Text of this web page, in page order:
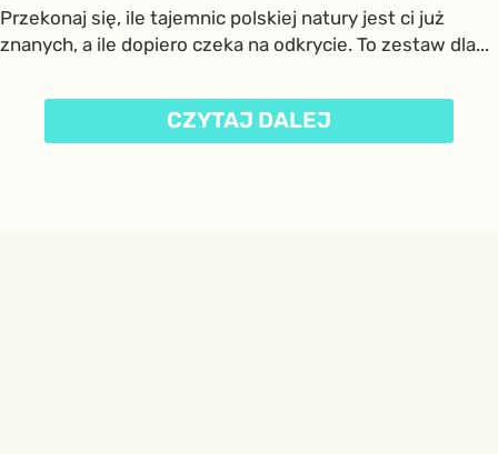
Przekonaj się, ile tajemnic polskiej natury jest ci już
znanych, a ile dopiero czeka na odkrycie. To zestaw dla...
CZYTAJ DALEJ